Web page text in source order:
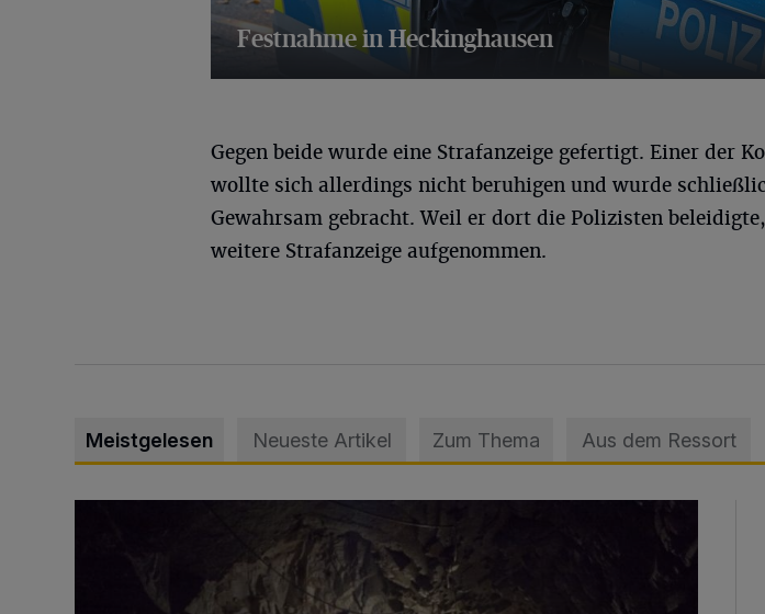
Festnahme in Heckinghausen
Gegen beide wurde eine Strafanzeige gefertigt. Einer der
wollte sich allerdings nicht beruhigen und wurde
Gewahrsam gebracht. Weil er dort die Polizisten
weitere Strafanzeige aufgenommen.
Meistgelesen Neueste Artikel Zum Thema Aus dem Ressort